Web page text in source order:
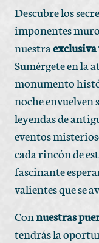
Descubre los
imponentes
nuestra
Sumérgete en la
monumento
noche envuelven
leyendas de
eventos
cada rincón de
fascinante
valientes que se
Connuestras
tendrás la